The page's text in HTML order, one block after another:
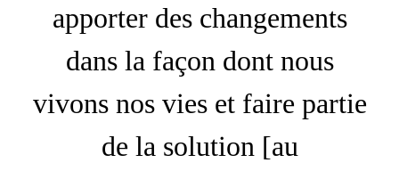
apporter des changements
dans la façon dont nous
vivons nos vies et faire partie
de la solution [au